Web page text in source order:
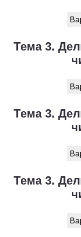
Тема 3.
Тема 3.
Тема 3.